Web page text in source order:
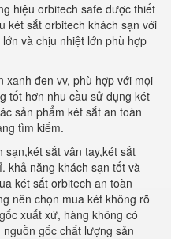
hiệu orbitech safe được thiết
két sắt orbitech khách sạn với
và chịu nhiệt lớn phù hợp
xanh đen vv, phù hợp với mọi
tốt hơn nhu cầu sử dụng két
sản phẩm két sắt an toàn
tìm kiếm.
sạn,két sắt vân tay,két sắt
khả năng khách sạn tốt và
két sắt orbitech an toàn
nên chọn mua két không rõ
xuất xứ, hàng không có
gốc chất lượng sản